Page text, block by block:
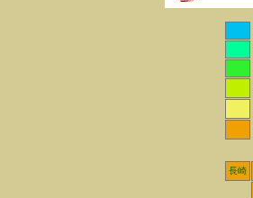
長崎